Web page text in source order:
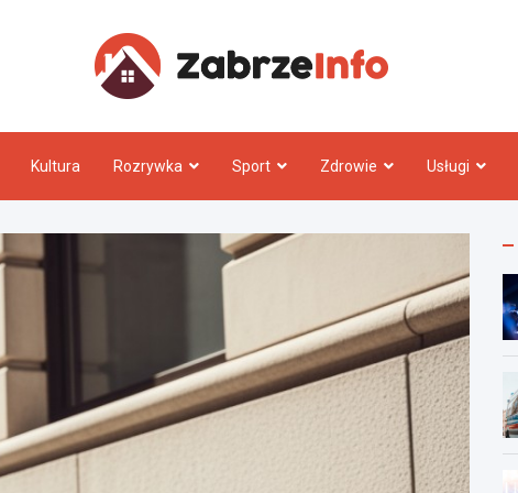
Kultura Rozrywka Sport Zdrowie Usługi